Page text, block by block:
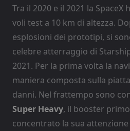
Tra il 2020 e il 2021 la
voli test a 10 km di altezza.
esplosioni dei prototipi, si
celebre atterraggio di
2021. Per la prima volta la
maniera composta sulla
danni. Nel frattempo sono
Super Heavy, il booster
concentrato la sua